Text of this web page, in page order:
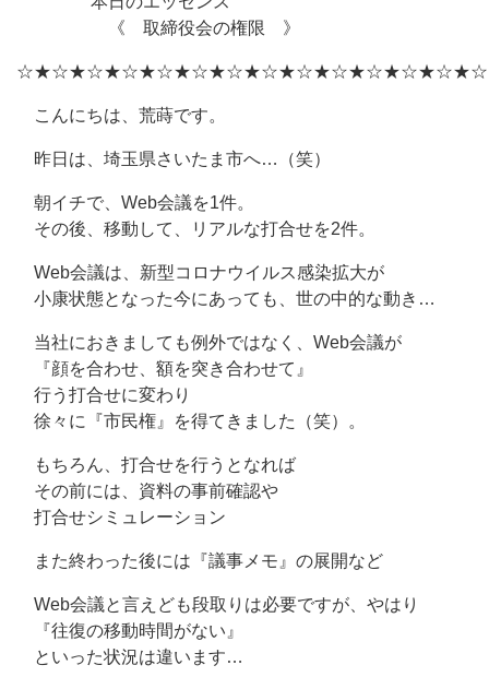
《 取締役会の権限 》
こんにちは、荒蒔です。
昨日は、埼玉県さいたま市へ…（笑）
朝イチで、Web会議を1件。
その後、移動して、リアルな打合せを2件。
Web会議は、新型コロナウイルス感染拡大が
小康状態となった今にあっても、世の中的な動き…
当社におきましても例外ではなく、Web会議が
『顔を合わせ、額を突き合わせて』
行う打合せに変わり
徐々に『市民権』を得てきました（笑）。
もちろん、打合せを行うとなれば
その前には、資料の事前確認や
打合せシミュレーション
また終わった後には『議事メモ』の展開など
Web会議と言えども段取りは必要ですが、やはり
『往復の移動時間がない』
といった状況は違います…